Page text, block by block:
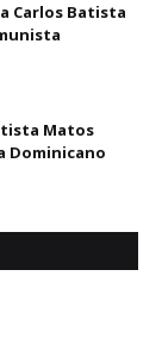
Carlos Batista
Matos
Dominicano